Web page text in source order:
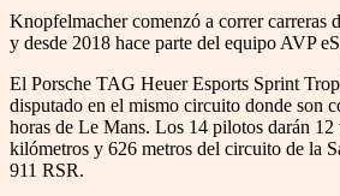
Knopfelmacher comenzó a correr carreras
y desde 2018 hace parte del equipo AVP
El Porsche TAG Heuer Esports Sprint
disputado en el mismo circuito donde son
horas de Le Mans. Los 14 pilotos darán 12
kilómetros y 626 metros del circuito de la
911 RSR.